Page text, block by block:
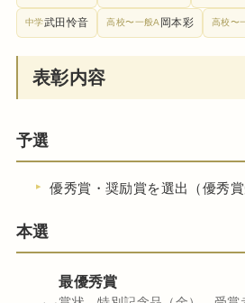
中学武田怜音 高校〜一般A 岡本彩 高校〜
表彰内容
予選
優秀賞・奨励賞を選出（優秀
本選
最優秀賞